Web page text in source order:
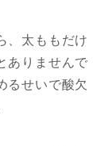
、太ももだけ
ありませんで
るせいで酸欠